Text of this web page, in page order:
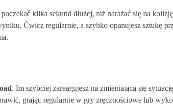
kilka sekund dłużej, niż narażać się na
Ćwicz regularnie, a szybko opanujesz sztukę
. Im szybciej zareagujesz na zmieniającą się
grając regularnie w gry zręcznościowe lub